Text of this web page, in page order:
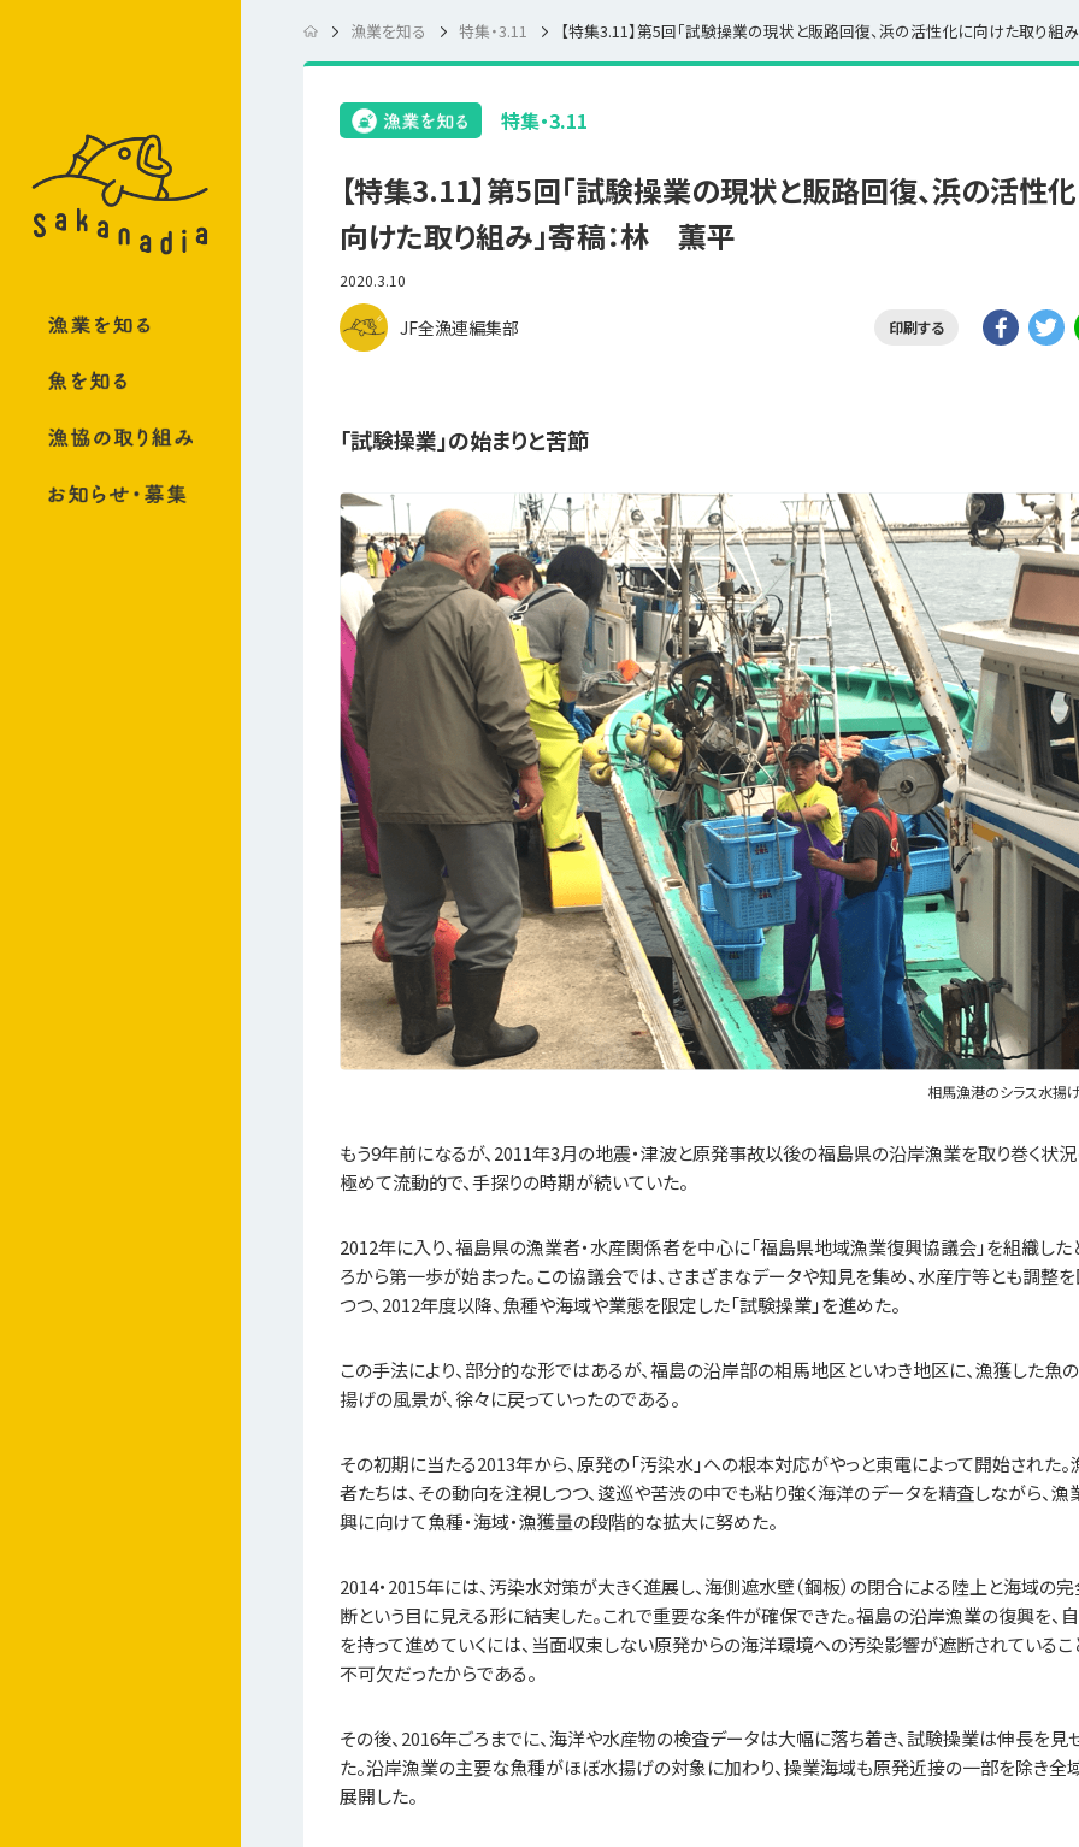
漁業を知る 特集・3.11
特集・3.11
【特集3.11】第5回「試験操業の現状と販路回復、浜の活性
向けた取り組み」寄稿：林 薫平
2020.3.10
JF全漁連編集部 印刷する
「試験操業」の始まりと苦節
相馬漁港のシラス水揚
もう9年前になるが、2011年3月の地震・津波と原発事故以後の福島県の沿岸漁業を取り巻く状
極めて流動的で、手探りの時期が続いていた。
2012年に入り、福島県の漁業者・水産関係者を中心に「福島県地域漁業復興協議会」を組織した
ろから第一歩が始まった。この協議会では、さまざまなデータや知見を集め、水産庁等とも調整
つつ、2012年度以降、魚種や海域や業態を限定した「試験操業」を進めた。
この手法により、部分的な形ではあるが、福島の沿岸部の相馬地区といわき地区に、漁獲した魚
揚げの風景が、徐々に戻っていったのである。
その初期に当たる2013年から、原発の「汚染水」への根本対応がやっと東電によって開始された。
者たちは、その動向を注視しつつ、逡巡や苦渋の中でも粘り強く海洋のデータを精査しながら、漁
興に向けて魚種・海域・漁獲量の段階的な拡大に努めた。
2014・2015年には、汚染水対策が大きく進展し、海側遮水壁（鋼板）の閉合による陸上と海域の
断という目に見える形に結実した。これで重要な条件が確保できた。福島の沿岸漁業の復興を、
を持って進めていくには、当面収束しない原発からの海洋環境への汚染影響が遮断されているこ
不可欠だったからである。
その後、2016年ごろまでに、海洋や水産物の検査データは大幅に落ち着き、試験操業は伸長を見
た。沿岸漁業の主要な魚種がほぼ水揚げの対象に加わり、操業海域も原発近接の一部を除き全
展開した。